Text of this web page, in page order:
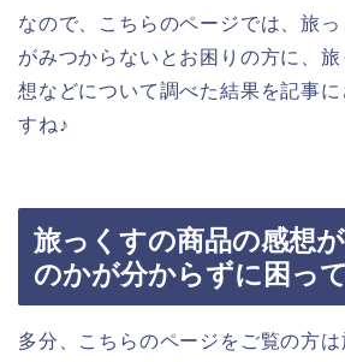
なので、こちらのページでは、旅
がみつからないとお困りの方に、
想などについて調べた結果を記事に
すね♪
旅っくすの商品の感想
のかが分からずに困っ
多分、こちらのページをご覧の方